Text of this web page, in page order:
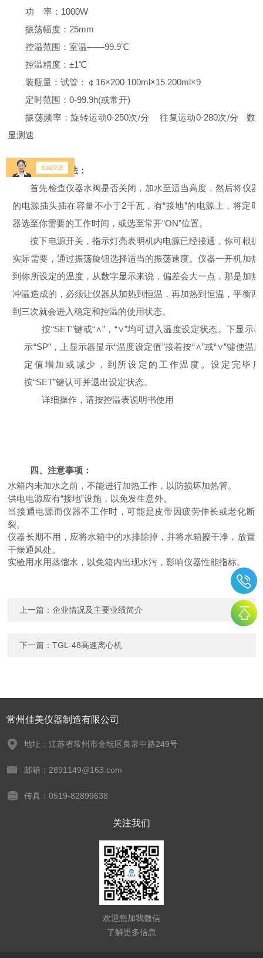
功
率： 1000W
振荡幅度： 25mm
控温范围：室温——99.9℃
控温精度：±1℃
装瓶量：试管：￠ 16×200 100ml×15 200ml×9
定时范围：0-99.9h(或常开)
振荡频率：旋转运动0-250次/分 往复运动0-280次/分
数
显测速
三、使用方法：
首先检查仪器水阀是否关闭，加水至适当高度，然后将仪器
的电源插头插在容量不小于2千瓦，有“接地”的电源上，将定时
器选至你需要的工作时间，或选至常开“ON”位置。
按下电源开关，指示灯亮表明机内电源已经接通，你可根据
实际需要，通过振荡旋钮选择适当的振荡速度。仪器一开机加热
到你所设定的温度，从数字显示来说，偏差会大一点，那是加热
冲温造成的，必须让仪器从加热到恒温，再加热到恒温，平衡两
到三次就会进入稳定和控温的使用状态。
按“SET”键或“∧”，“∨”均可进入温度设定状态。下显示
示“SP”，上显示器显示“温度设定值”接着按“∧”或“∨”键使温
定值增加或减少，到所设定的工作温度。设定完毕后
按“SET”键认可并退出设定状态。
详细操作，请按控温表说明书使用
四、注意事项：
水箱内未加水之前，不能进行加热工作，以防损坏加热管。
供电电源应有“接地”设施，以免发生意外。
当接通电源而仪器不工作时，可能是皮带因疲劳伸长或老化断
裂。
仪器长期不用，应将水箱中的水排除掉，并将水箱擦干净，放置
干燥通风处。
实验用水用蒸馏水，以免箱内出现水污，影响仪器性能指标。
上一篇：企业情况及主要业绩简介
下一篇：TGL-48高速离心机
常州佳美仪器制造有限公司
地址：江苏省常州市金坛区良常中路249号
邮箱：2891149@163.com
传真：0519-82899638
关注我们
欢迎您加我微信
了解更多信息